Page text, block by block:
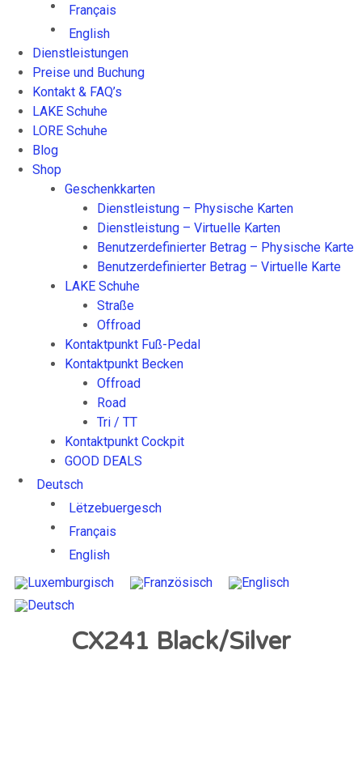
Français
English
Dienstleistungen
Preise und Buchung
Kontakt & FAQ’s
LAKE Schuhe
LORE Schuhe
Blog
Shop
Geschenkkarten
Dienstleistung – Physische Karten
Dienstleistung – Virtuelle Karten
Benutzerdefinierter Betrag – Physische Karte
Benutzerdefinierter Betrag – Virtuelle Karte
LAKE Schuhe
Straße
Offroad
Kontaktpunkt Fuß-Pedal
Kontaktpunkt Becken
Offroad
Road
Tri / TT
Kontaktpunkt Cockpit
GOOD DEALS
Deutsch
Lëtzebuergesch
Français
English
CX241 Black/Silver